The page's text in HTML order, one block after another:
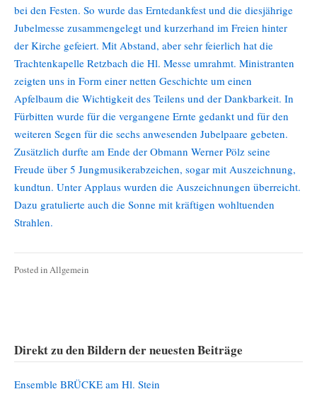
bei den Festen. So wurde das Erntedankfest und die diesjährige
Jubelmesse zusammengelegt und kurzerhand im Freien hinter
der Kirche gefeiert. Mit Abstand, aber sehr feierlich hat die
Trachtenkapelle Retzbach die Hl. Messe umrahmt. Ministranten
zeigten uns in Form einer netten Geschichte um einen
Apfelbaum die Wichtigkeit des Teilens und der Dankbarkeit. In
Fürbitten wurde für die vergangene Ernte gedankt und für den
weiteren Segen für die sechs anwesenden Jubelpaare gebeten.
Zusätzlich durfte am Ende der Obmann Werner Pölz seine
Freude über 5 Jungmusikerabzeichen, sogar mit Auszeichnung,
kundtun. Unter Applaus wurden die Auszeichnungen überreicht.
Dazu gratulierte auch die Sonne mit kräftigen wohltuenden
Strahlen.
Posted inAllgemein
Direkt zu den Bildern der neuesten Beiträge
Ensemble BRÜCKE am Hl. Stein